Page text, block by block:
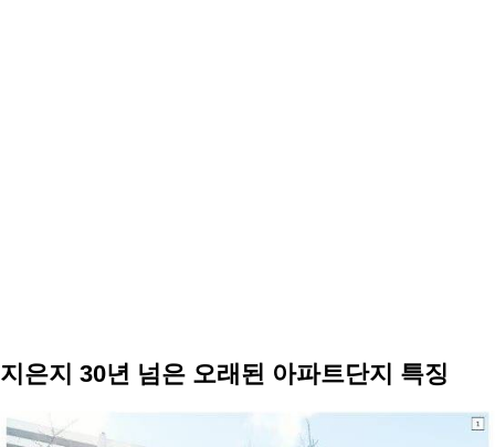
지은지 30년 넘은 오래된 아파트단지 특징